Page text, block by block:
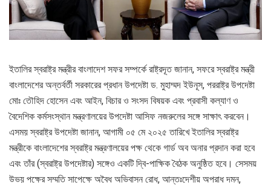
ইতালির স্বরাষ্ট্র মন্ত্রীর বাংলাদেশ সফর সম্পর্কে রাষ্ট্রদূত জানান, সফরে স্বরাষ্ট্র মন্ত্রী
বাংলাদেশের অন্তর্বর্তী সরকারের প্রধান উপদেষ্টা ড. মুহাম্মদ ইউনূস, পররাষ্ট্র উপদেষ্টা
মোঃ তৌহিদ হোসেন এবং আইন, বিচার ও সংসদ বিষয়ক এবং প্রবাসী কল্যাণ ও
বৈদেশিক কর্মসংস্থান মন্ত্রণালয়ের উপদেষ্টা আসিফ নজরুলের সঙ্গে সাক্ষাৎ করবেন।
এসময় স্বরাষ্ট্র উপদেষ্টা জানান, আগামী ০৫ মে ২০২৫ তারিখে ইতালির স্বরাষ্ট্র
মন্ত্রীকে বাংলাদেশের স্বরাষ্ট্র মন্ত্রণালয়ের পক্ষ থেকে গার্ড অব অনার প্রদান করা হবে
এবং তাঁর (স্বরাষ্ট্র উপদেষ্টার) সঙ্গেও একটি দ্বি-পাক্ষিক বৈঠক অনুষ্ঠিত হবে। সেসময়
উভয় পক্ষের সম্মতি সাপেক্ষে অবৈধ অভিবাসন রোধ, আন্তঃদেশীয় অপরাধ দমন,